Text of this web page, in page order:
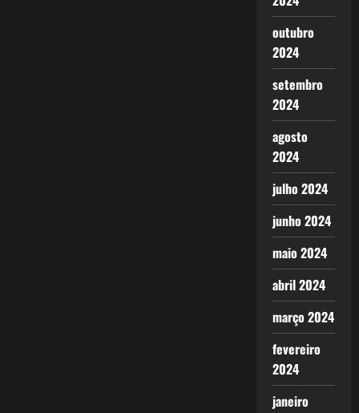
outubro
2024
setembro
2024
agosto
2024
julho 2024
junho 2024
maio 2024
abril 2024
março 2024
fevereiro
2024
janeiro